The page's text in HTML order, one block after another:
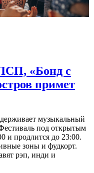
«Бонд с
примет
музыкальный
под открытым
и продлится до 23:00.
зоны и фудкорт.
рэп, инди и